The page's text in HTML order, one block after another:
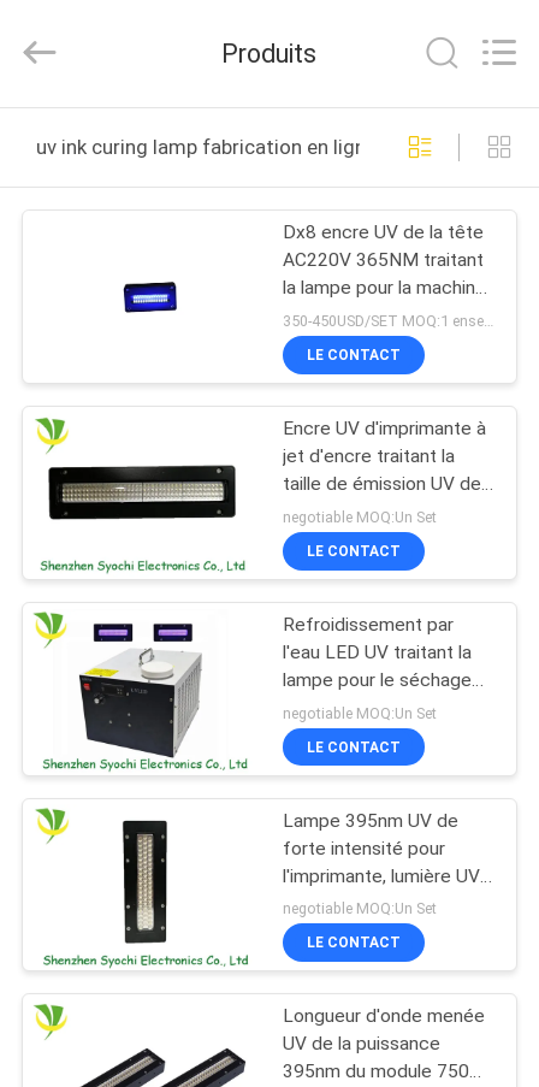
PRODUITS
NOUS
VISITE
D'USINE
CONTRÔLE
DE
QUALITÉ
CONTACTEZ-
NOUS
NOUVELLES
DEMANDEZ
UNE
CITATION
Syochi
Electronics
All
Produits
uv ink curing lamp fabrication en ligne
Dx8 encre UV de la tête
AC220V 365NM traitant
la lampe pour la machine
de séchage
350-450USD/SET MOQ:1 ensemble
LE CONTACT
Encre UV d'imprimante à
jet d'encre traitant la
taille de émission UV de
fenêtre de la lampe
160x20mm
negotiable MOQ:Un Set
LE CONTACT
Refroidissement par
l'eau LED UV traitant la
lampe pour le séchage
immédiat UV
d'imprimante de Digital
negotiable MOQ:Un Set
LE CONTACT
Lampe 395nm UV de
forte intensité pour
l'imprimante, lumière UV
de LED traitant le paquet
d'ÉPI de lampe
negotiable MOQ:Un Set
LE CONTACT
Longueur d'onde menée
UV de la puissance
395nm du module 750W